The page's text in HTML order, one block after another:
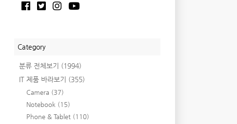
Category
분류 전체보기 (1994)
IT 제품 바라보기 (355)
Camera (37)
Notebook (15)
Phone & Tablet (110)